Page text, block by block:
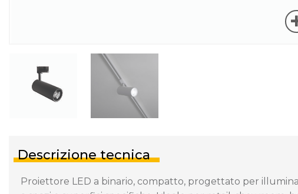
Descrizione tecnica
Proiettore LED a binario, compatto, progettato per